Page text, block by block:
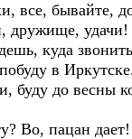
все, бывайте,
дружище, удачи!
куда
в
буду до весны
Во, пацан